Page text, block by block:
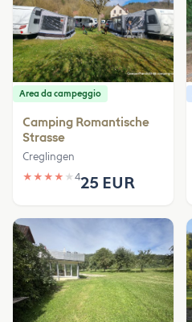
Area da campeggio
Camping Romantische
Strasse
Creglingen
★ ★ ★ ★ ★ 425 EUR